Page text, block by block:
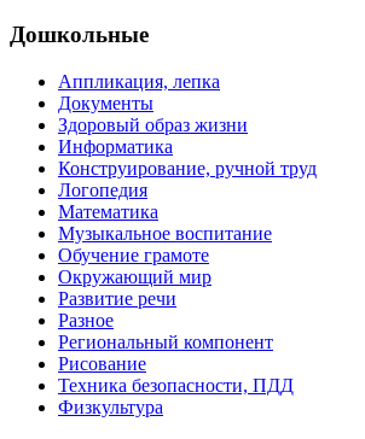
Дошкольные
Аппликация, лепка
Документы
Здоровый образ жизни
Информатика
Конструирование, ручной труд
Логопедия
Математика
Музыкальное воспитание
Обучение грамоте
Окружающий мир
Развитие речи
Разное
Региональный компонент
Рисование
Техника безопасности, ПДД
Физкультура